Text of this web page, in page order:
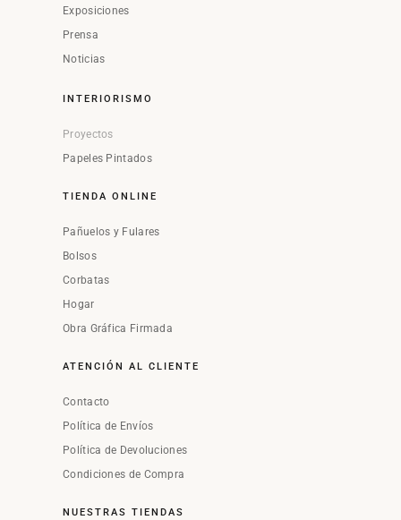
Exposiciones
Prensa
Noticias
INTERIORISMO
Proyectos
Papeles Pintados
TIENDA ONLINE
Pañuelos y Fulares
Bolsos
Corbatas
Hogar
Obra Gráfica Firmada
ATENCIÓN AL CLIENTE
Contacto
Política de Envíos
Política de Devoluciones
Condiciones de Compra
NUESTRAS TIENDAS